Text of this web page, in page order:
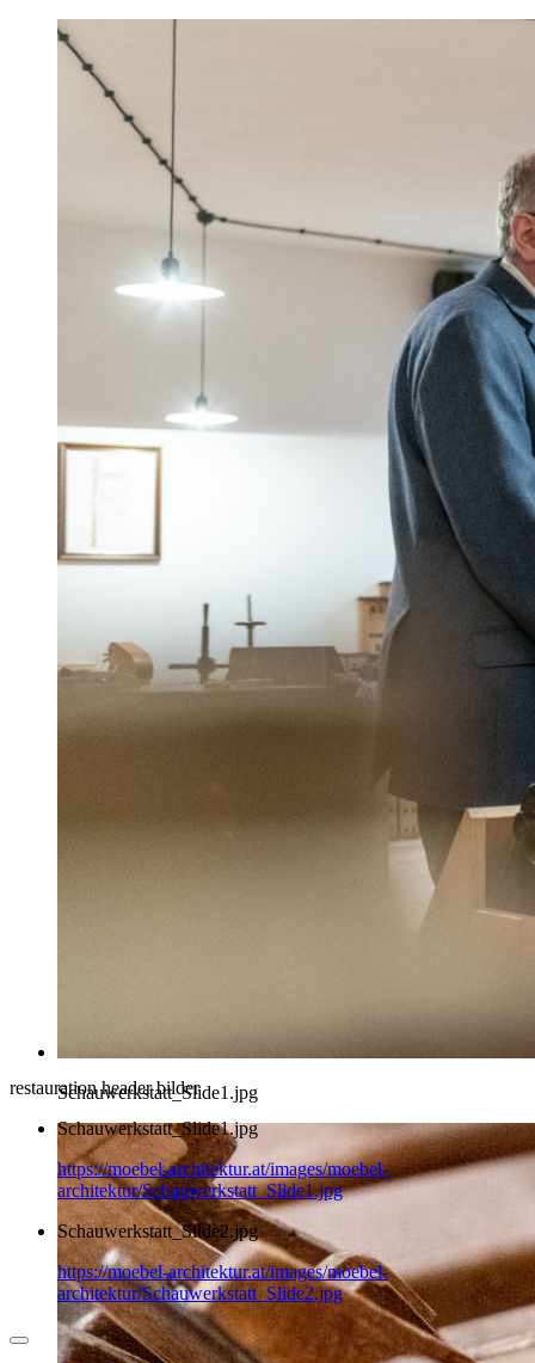
Schauwerkstatt_Slide1.jpg
restauration header bilder
Schauwerkstatt_Slide1.jpg
https://moebel-architektur.at/images/moebel-
architektur/Schauwerkstatt_Slide1.jpg
Schauwerkstatt_Slide2.jpg
https://moebel-architektur.at/images/moebel-
architektur/Schauwerkstatt_Slide2.jpg